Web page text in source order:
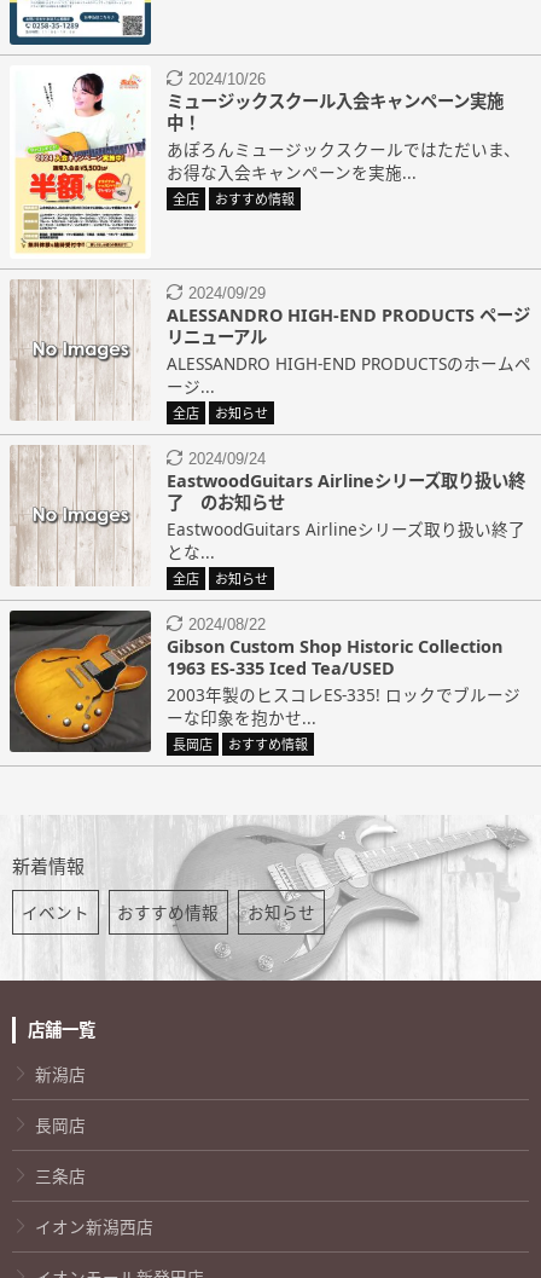
2024/10/26
ミュージックスクール入会キャンペーン実施
中！
あぽろんミュージックスクールではただいま、
お得な入会キャンペーンを実施...
全店 おすすめ情報
2024/09/29
ALESSANDRO HIGH-END PRODUCTS ページ
リニューアル
ALESSANDRO HIGH-END PRODUCTSのホームペ
ージ...
全店 お知らせ
2024/09/24
EastwoodGuitars Airlineシリーズ取り扱い終
了 のお知らせ
EastwoodGuitars Airlineシリーズ取り扱い終了
とな...
全店 お知らせ
2024/08/22
Gibson Custom Shop Historic Collection
1963 ES-335 Iced Tea/USED
2003年製のヒスコレES-335! ロックでブルージ
ーな印象を抱かせ...
長岡店 おすすめ情報
新着情報
イベント おすすめ情報 お知らせ
店舗一覧
新潟店
長岡店
三条店
イオン新潟西店